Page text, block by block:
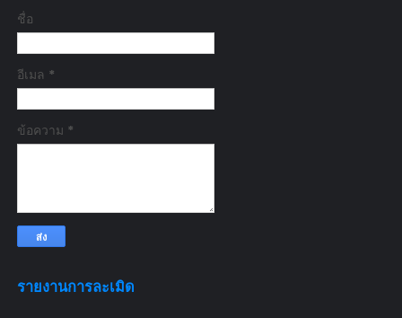
ชื่อ
อีเมล *
ข้อความ *
รายงานการละเมิด